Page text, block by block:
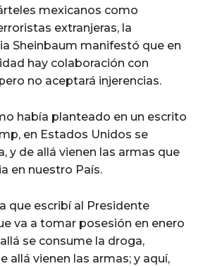
mexicanos como
extranjeras, la
Sheinbaum manifestó que en
hay colaboración con
no aceptará injerencias.
había planteado en un escrito
en Estados Unidos se
y de allá vienen las armas que
en nuestro País.
que escribí al Presidente
va a tomar posesión en enero
se consume la droga,
allá vienen las armas; y aquí,